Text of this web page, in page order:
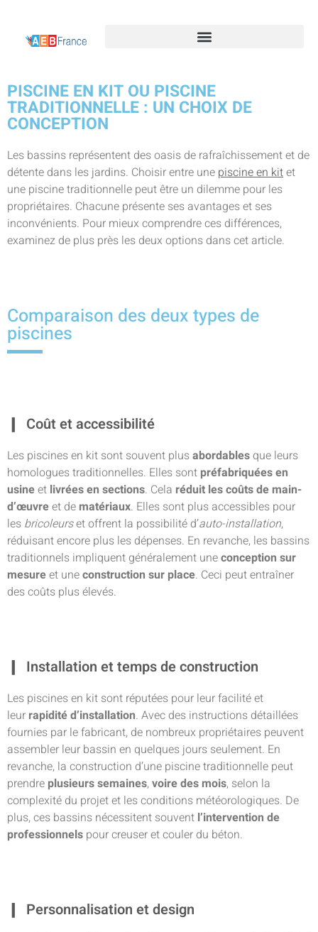
PISCINE EN KIT OU PISCINE
TRADITIONNELLE : UN CHOIX DE
CONCEPTION
Les bassins représentent des oasis de rafraîchissement et de
détente dans les jardins. Choisir entre une piscine en kitet
une piscine traditionnelle peut être un dilemme pour les
propriétaires. Chacune présente ses avantages et ses
inconvénients. Pour mieux comprendre ces différences,
examinez de plus près les deux options dans cet article.
Comparaison des deux types de
piscines
Coût et accessibilité
Les piscines en kit sont souvent plusabordables que leurs
homologues traditionnelles. Elles sont préfabriquées en
usineet livrées en sections. Cela réduit les coûts de main-
d’œuvreet de matériaux. Elles sont plus accessibles pour
les bricoleurset offrent la possibilité d’auto-installation,
réduisant encore plus les dépenses. En revanche, les bassins
traditionnels impliquent généralement uneconception sur
mesureet uneconstruction sur place. Ceci peut entraîner
des coûts plus élevés.
Installation et temps de construction
Les piscines en kit sont réputées pour leur facilité et
leur rapidité d’installation. Avec des instructions détaillées
fournies par le fabricant, de nombreux propriétaires peuvent
assembler leur bassin en quelques jours seulement. En
revanche, la construction d’une piscine traditionnelle peut
prendre plusieurs semaines,voire des mois, selon la
complexité du projet et les conditions météorologiques. De
plus, ces bassins nécessitent souvent l’intervention de
professionnels pour creuser et couler du béton.
Personnalisation et design